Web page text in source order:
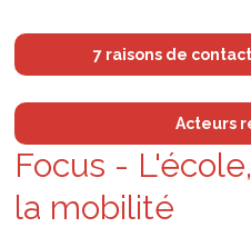
7 raisons de
Acteurs
Focus -
la mobi­lité